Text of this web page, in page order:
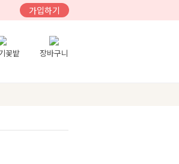
가입하기
꽃밭 장바구니